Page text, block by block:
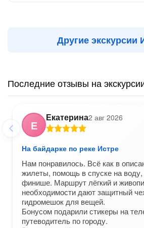
Другие экскурсии
Последние отзывы на
Е
Екатерина2 авг 2026
На байдарке по реке Истре
Нам понравилось. Всё как в
жилеты, помощь в спуске на воду,
финише. Маршрут лёгкий и
необходимости дают защитный
гидромешок для вещей.
Бонусом подарили стикеры на
путеводитель по городу.